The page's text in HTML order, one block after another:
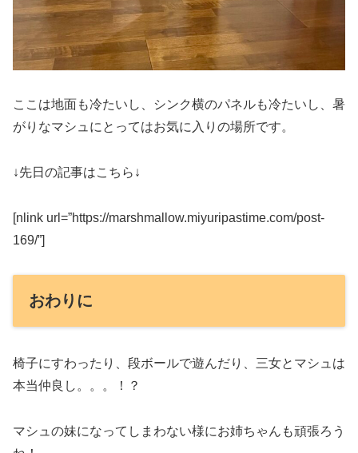
ここは地面も冷たいし、シンク横のパネルも冷たいし、暑
がりなマシュにとってはお気に入りの場所です。
↓先日の記事はこちら↓
[nlink url=”https://marshmallow.miyuripastime.com/post-
169/”]
おわりに
椅子にすわったり、段ボールで遊んだり、三女とマシュは
本当仲良し。。。！？
マシュの妹になってしまわない様にお姉ちゃんも頑張ろう